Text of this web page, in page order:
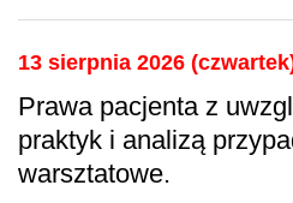
13 sierpnia 2026
Prawa pacjenta z
praktyk i analizą
warsztatowe.